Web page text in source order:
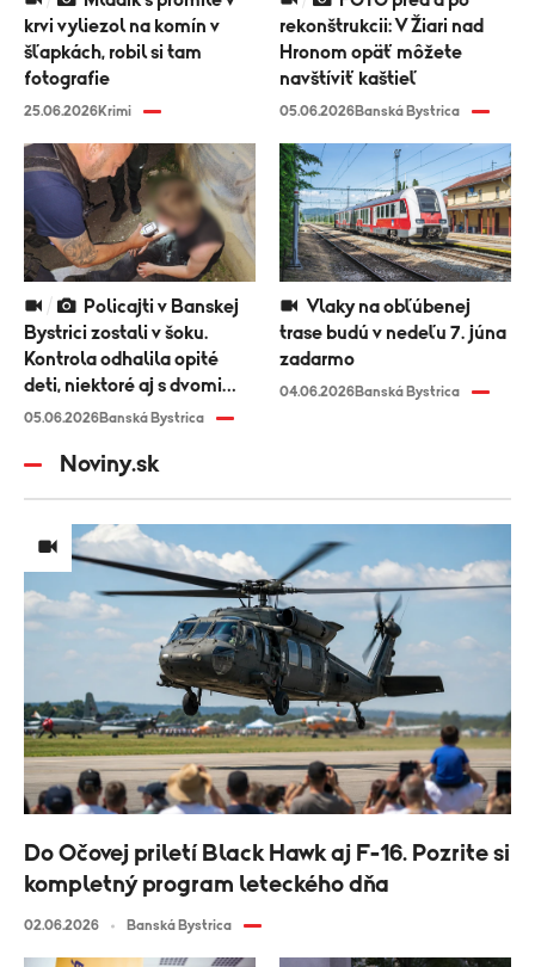
krvi vyliezol na komín v
šľapkách, robil si tam
fotografie
25.06.2026Krimi
rekonštrukcii: V Žiari nad
Hronom opäť môžete
navštíviť kaštieľ
05.06.2026Banská Bystrica
Bystrici zostali v šoku.
Kontrola odhalila opité
deti, niektoré aj s dvomi
promile
05.06.2026Banská Bystrica
trase budú v nedeľu 7. júna
zadarmo
04.06.2026Banská Bystrica
Noviny.sk
Do Očovej priletí Black Hawk aj F-16. Pozrite si
kompletný program leteckého dňa
02.06.2026 Banská Bystrica